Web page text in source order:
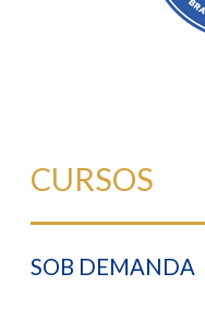
CURSOS
SOB DEMANDA